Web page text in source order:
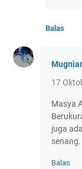
Balas
Mugniar
17
Masya
juga
senang.
Balas